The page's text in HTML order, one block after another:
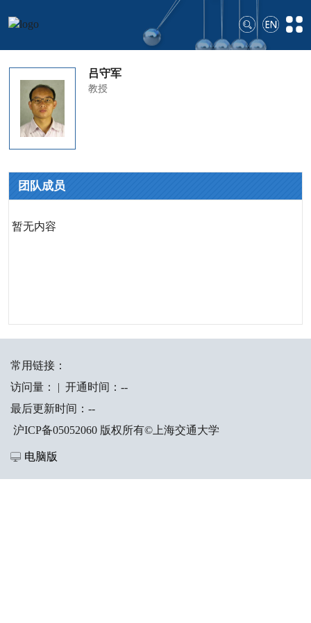
吕守军
教授
团队成员
暂无内容
常用链接：
访问量：
| 开通时间： --
最后更新时间： --
沪ICP备05052060 版权所有©上海交通大学
电脑版